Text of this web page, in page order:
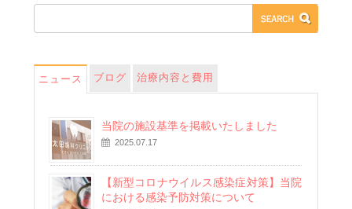
ニュース ブログ 治療内容と費用
当院の施設基準を掲載いたしました
2025.07.17
【新型コロナウイルス感染症対策】当院
における感染予防対策について